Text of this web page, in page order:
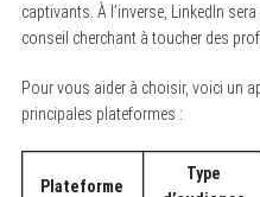
captivants. À l’inverse, LinkedIn
conseil cherchant à toucher des
Pour vous aider à choisir, voici un
principales plateformes :
Plateforme
Type